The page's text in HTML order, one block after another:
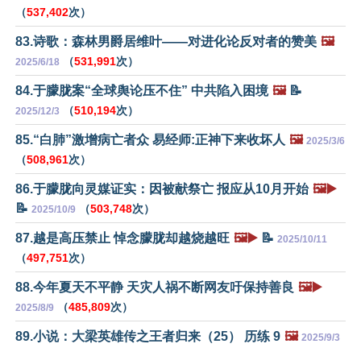
（537,402次）
83.诗歌：森林男爵居维叶——对进化论反对者的赞美 🖼️
2025/6/18 （531,991次）
84.于朦胧案“全球舆论压不住” 中共陷入困境 🖼️📝
2025/12/3 （510,194次）
85.“白肺”激增病亡者众 易经师:正神下来收坏人 🖼️ 2025/3/6
（508,961次）
86.于朦胧向灵媒证实：因被献祭亡 报应从10月开始 🖼️▶️
📝 2025/10/9 （503,748次）
87.越是高压禁止 悼念朦胧却越烧越旺 🖼️▶️ 📝 2025/10/11
（497,751次）
88.今年夏天不平静 天灾人祸不断网友吁保持善良 🖼️▶️
2025/8/9 （485,809次）
89.小说：大梁英雄传之王者归来（25） 历练 9 🖼️ 2025/9/3